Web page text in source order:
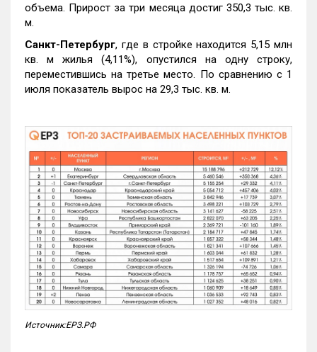
объема. Прирост за три месяца достиг 350,3 тыс. кв.
м.
Санкт-Петербург, где в стройке находится 5,15 млн
кв. м жилья (4,11%), опустился на одну строку,
переместившись на третье место. По сравнению с 1
июля показатель вырос на 29,3 тыс. кв. м.
Источник:ЕРЗ.РФ